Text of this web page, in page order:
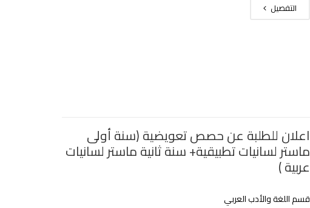
التفصيل
اعلان للطلبة عن حصص تعويضية (سنة أولى
ماستر لسانيات تطبيقية+ سنة ثانية ماستر لسانيات
عربية )
قسم اللغة والأدب العربي